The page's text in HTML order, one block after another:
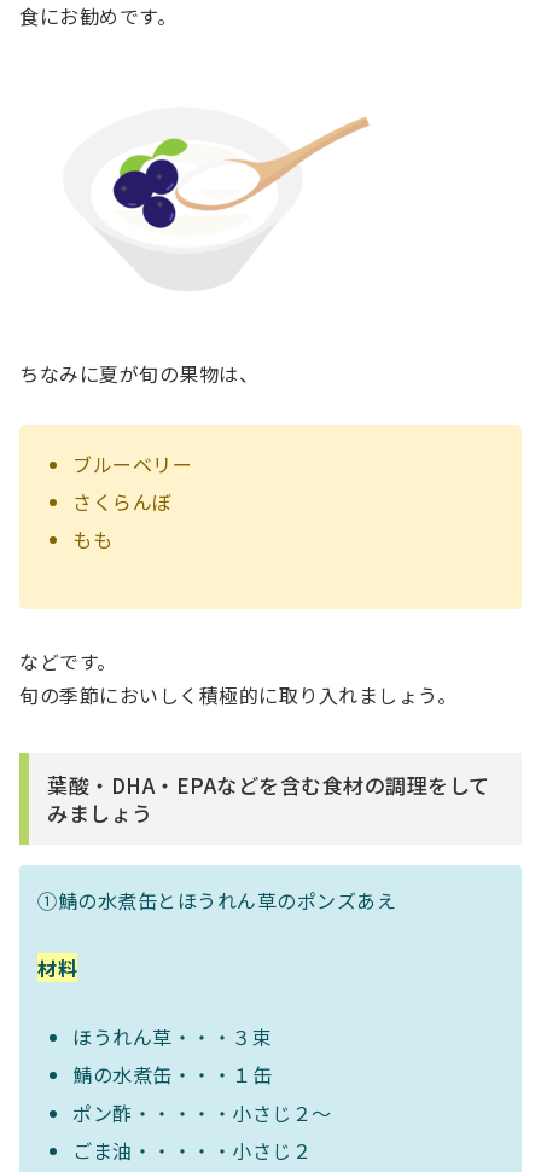
食にお勧めです。
ちなみに夏が旬の果物は、
ブルーベリー
さくらんぼ
もも
などです。
旬の季節においしく積極的に取り入れましょう。
葉酸・DHA・EPAなどを含む食材の調理をして
みましょう
①鯖の水煮缶とほうれん草のポンズあえ
材料
ほうれん草・・・３束
鯖の水煮缶・・・１缶
ポン酢・・・・・小さじ２〜
ごま油・・・・・小さじ２